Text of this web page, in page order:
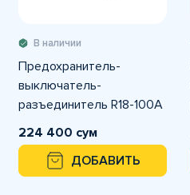
В наличии
Предохранитель-
выключатель-
разъединитель R18-100A
3-полюсный
224 400 сум
ДОБАВИТЬ